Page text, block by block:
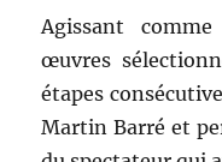
Agissant
œuvres
étapes
Martin Barré et